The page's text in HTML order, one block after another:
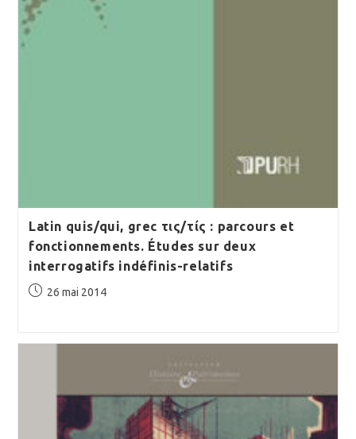
Latin quis/qui, grec τις/τίς : parcours et
fonctionnements. Études sur deux
interrogatifs indéfinis-relatifs
Publication
26 mai 2014